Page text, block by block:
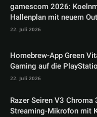
gamescom 2026:
Hallenplan mit neuem
22. Juli 2026
Homebrew-App Green
Gaming auf die
22. Juli 2026
Razer Seiren V3 Chroma
Streaming-Mikrofon mit